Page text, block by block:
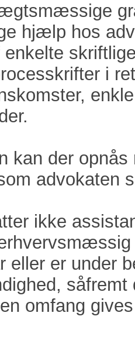
hjælp hos
i
kan der
advokaten
ikke
eller er under
omfang